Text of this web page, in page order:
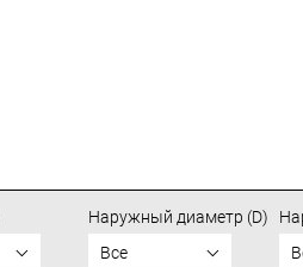
Наружный диаметр (D)
Все